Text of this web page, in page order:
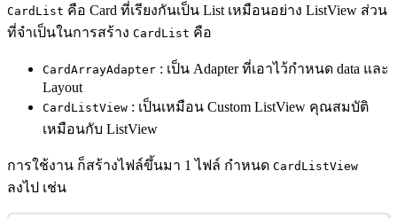
CardList คือ Card ที่เรียงกันเป็น List เหมือนอย่าง ListView ส่วน
ที่จำเป็นในการสร้าง CardList คือ
CardArrayAdapter : เป็น Adapter ที่เอาไว้กำหนด data และ
Layout
CardListView : เป็นเหมือน Custom ListView คุณสมบัติ
เหมือนกับ ListView
การใช้งาน ก็สร้างไฟล์ขึ้นมา 1 ไฟล์ กำหนด CardListView
ลงไป เช่น